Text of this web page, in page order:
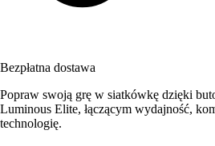
Bezpłatna dostawa
Popraw swoją grę w siatkówkę dzięki
Luminous Elite, łączącym wydajność,
technologię.